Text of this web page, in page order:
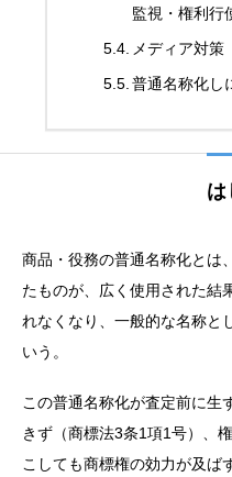
監視・権利行
メディア対策
普通名称化し
は
商品・役務の普通名称化とは
たものが、広く使用された結
れなくなり、一般的な名称と
いう。
この普通名称化が査定前に生
きず（商標法3条1項1号）、
こしても商標権の効力が及ば